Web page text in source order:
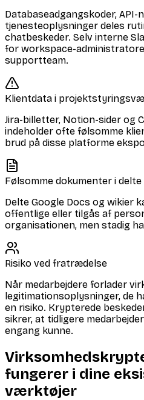
Databaseadgangskoder, API-
tjenesteoplysninger deles
chatbeskeder. Selv interne
for workspace-
supportteam.
Klientdata i
Jira-billetter, Notion-sider og
indeholder ofte følsomme
brud på disse platforme
Følsomme dokumenter i
Delte Google Docs og wikier
offentlige eller tilgås af
organisationen, men stadig
Risiko ved fratrædelse
Når medarbejdere forlader
legitimationsoplysninger, de
en risiko. Krypterede
sikrer, at tidligere
engang kunne.
fungerer i dine
værktøjer